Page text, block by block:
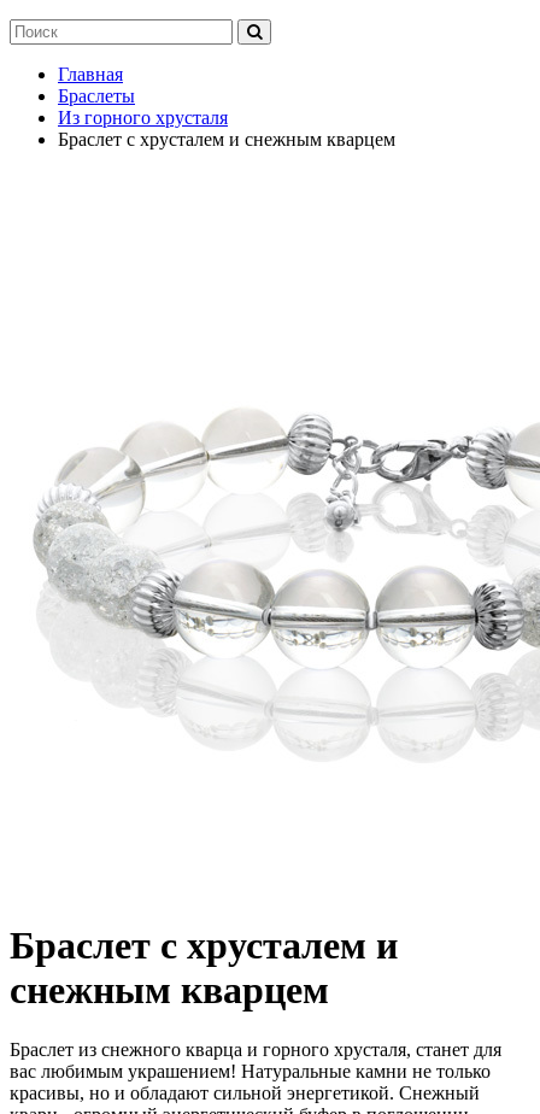
Главная
Браслеты
Из горного хрусталя
Браслет с хрусталем и снежным кварцем
Браслет с хрусталем и
снежным кварцем
Браслет из снежного кварца и горного хрусталя, станет для
вас любимым украшением! Натуральные камни не только
красивы, но и обладают сильной энергетикой. Снежный